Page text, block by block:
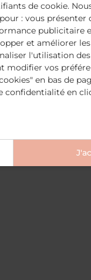
1 2 3
de cookie.
: vous
publicitaire
et améliorer
l'utilisation
modifier vos
en bas de
confidentialité en